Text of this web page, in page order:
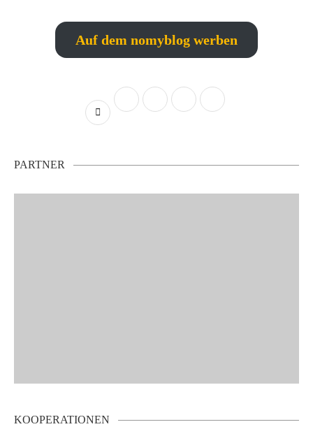
Auf dem nomyblog werben
PARTNER
KOOPERATIONEN